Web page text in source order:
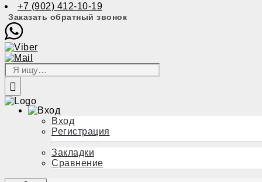
+7 (902) 412-10-19
Заказать обратный звонок
Вход
Регистрация
Закладки
Сравнение